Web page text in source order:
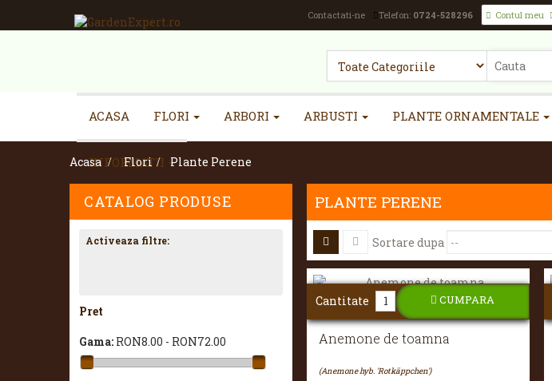
Contul meu
Contactati-ne Telefon: 0724-528296
ACASA FLORI ARBORI ARBUSTI PLANTE ORNAMENTALE
INFORMATII
Acasa > Flori > Plante Perene
CATALOG PRODUSE
Activeaza filtre:
Pret
Gama: RON8.00 - RON72.00
PLANTE PERENE
Sortare dupa
Anemone de toamna
(Anemone hyb. 'Rotkäppchen')
Cantitate CUMPARA